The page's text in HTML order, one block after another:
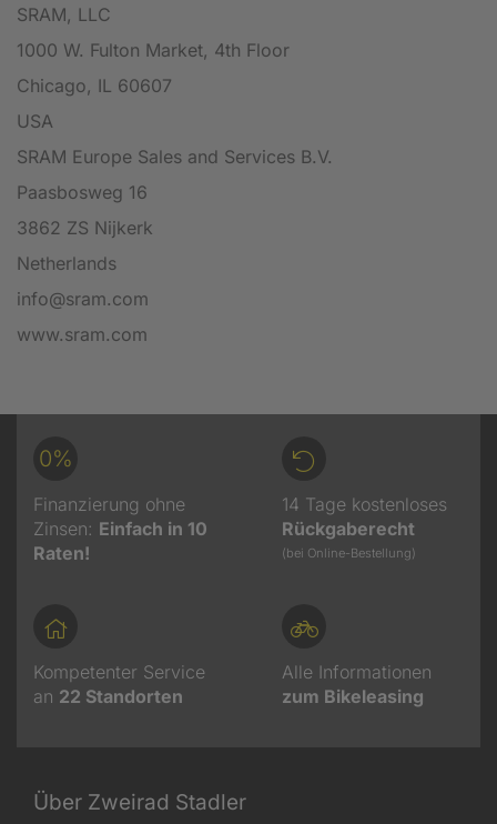
SRAM, LLC
1000 W. Fulton Market, 4th Floor
Chicago, IL 60607
USA
SRAM Europe Sales and Services B.V.
Paasbosweg 16
3862 ZS Nijkerk
Netherlands
info@sram.com
www.sram.com
0%
Finanzierung ohne
Zinsen: Einfach in 10
Raten!
14 Tage kostenloses
Rückgaberecht
(bei Online-Bestellung)
Kompetenter Service
an 22 Standorten
Alle Informationen
zum Bikeleasing
Über Zweirad Stadler